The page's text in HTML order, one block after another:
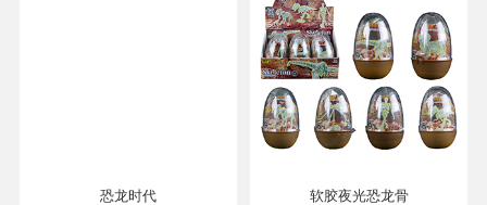
恐龙时代
软胶夜光恐龙骨